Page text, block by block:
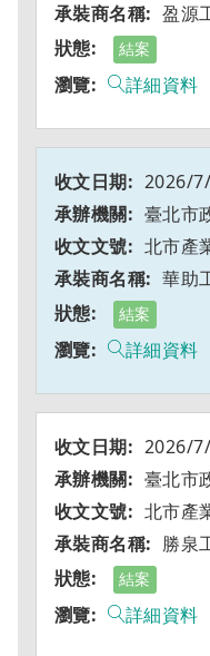
盈源
結案
詳細資料
2026/
臺北市
北市產
華助
結案
詳細資料
2026/
臺北市
北市產
勝泉
結案
詳細資料